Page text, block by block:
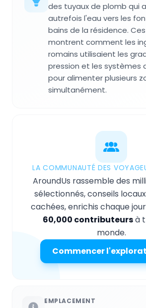
des tuyaux de plomb qui
autrefois l'eau vers les
bains de la résidence.
montrent comment les
romains utilisaient les
pression et les systèmes
pour alimenter plusieurs
simultanément.
LA COMMUNAUTÉ DES
AroundUs rassemble des
sélectionnés, conseils
cachées, enrichis chaque
60,000 contributeursà
monde.
Commencer
EMPLACEMENT